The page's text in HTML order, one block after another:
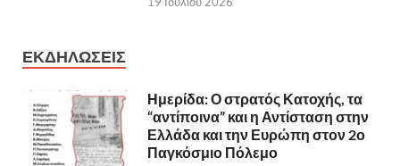
ΕΚΔΗΛΩΣΕΙΣ
Ημερίδα: Ο στρατός Κατοχής, τα
“αντίποινα” και η Αντίσταση στην
Ελλάδα και την Ευρώπη στον 2ο
Παγκόσμιο Πόλεμο